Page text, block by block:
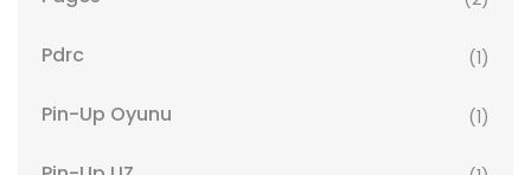
Pdrc (1)
Pin-Up Oyunu (1)